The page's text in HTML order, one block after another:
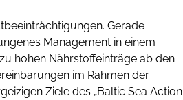
Gerade
Management in einem
hohen Nährstoffeinträge ab den
im Rahmen der
Ziele des „Baltic Sea Action